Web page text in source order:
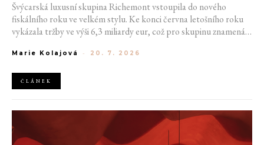
Švýcarská luxusní skupina Richemont vstoupila do nového
fiskálního roku ve velkém stylu. Ke konci června letošního roku
vykázala tržby ve výši 6,3 miliardy eur, což pro skupinu znamená
luxusním zůstává i přes přetrvávající ekonomickou nejistotu
Marie Kolajová - 20. 7. 2026
ČLÁNEK